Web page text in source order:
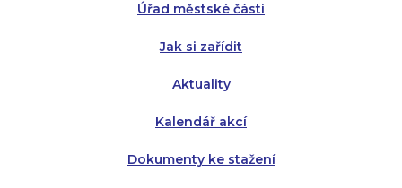
Úřad městské části
Jak si zařídit
Aktuality
Kalendář akcí
Dokumenty ke stažení
Pátek: